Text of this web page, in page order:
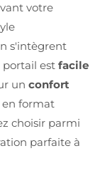
votre
s'intègrent
est facile
un confort
en format
choisir parmi
parfaite à